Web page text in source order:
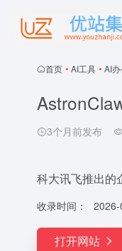
首页 • AI工具 • AI
3个月前发布
科大讯飞推出的
收录时间： 2026-
打开网站